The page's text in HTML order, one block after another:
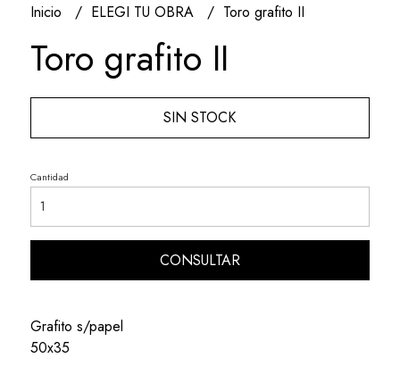
Inicio ELEGI TU OBRA Toro grafito II
Toro grafito II
SIN STOCK
Cantidad
CONSULTAR
Grafito s/papel
50x35